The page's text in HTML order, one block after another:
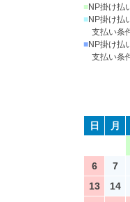
■NP掛け払
■NP掛け払
支払い条
■NP掛け払
支払い条
日 月
6
7
13
14